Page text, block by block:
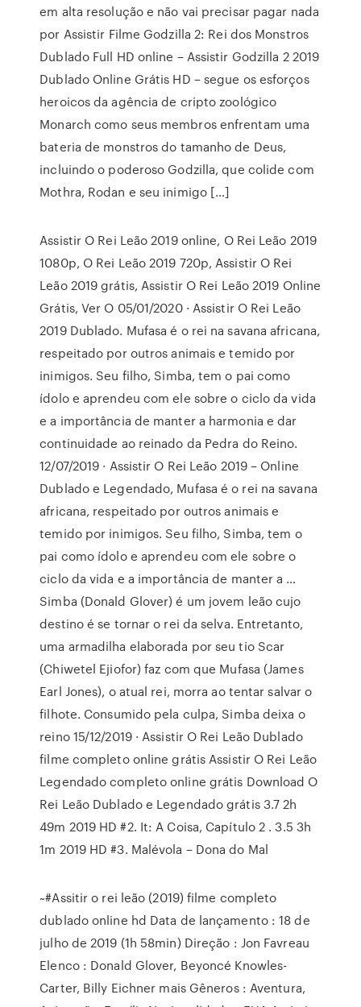
em alta resolução e não vai precisar pagar nada
por Assistir Filme Godzilla 2: Rei dos Monstros
Dublado Full HD online – Assistir Godzilla 2 2019
Dublado Online Grátis HD – segue os esforços
heroicos da agência de cripto zoológico
Monarch como seus membros enfrentam uma
bateria de monstros do tamanho de Deus,
incluindo o poderoso Godzilla, que colide com
Mothra, Rodan e seu inimigo […]
Assistir O Rei Leão 2019 online, O Rei Leão 2019
1080p, O Rei Leão 2019 720p, Assistir O Rei
Leão 2019 grátis, Assistir O Rei Leão 2019 Online
Grátis, Ver O 05/01/2020 · Assistir O Rei Leão
2019 Dublado. Mufasa é o rei na savana africana,
respeitado por outros animais e temido por
inimigos. Seu filho, Simba, tem o pai como
ídolo e aprendeu com ele sobre o ciclo da vida
e a importância de manter a harmonia e dar
continuidade ao reinado da Pedra do Reino.
12/07/2019 · Assistir O Rei Leão 2019 – Online
Dublado e Legendado, Mufasa é o rei na savana
africana, respeitado por outros animais e
temido por inimigos. Seu filho, Simba, tem o
pai como ídolo e aprendeu com ele sobre o
ciclo da vida e a importância de manter a …
Simba (Donald Glover) é um jovem leão cujo
destino é se tornar o rei da selva. Entretanto,
uma armadilha elaborada por seu tio Scar
(Chiwetel Ejiofor) faz com que Mufasa (James
Earl Jones), o atual rei, morra ao tentar salvar o
filhote. Consumido pela culpa, Simba deixa o
reino 15/12/2019 · Assistir O Rei Leão Dublado
filme completo online grátis Assistir O Rei Leão
Legendado completo online grátis Download O
Rei Leão Dublado e Legendado grátis 3.7 2h
49m 2019 HD #2. It: A Coisa, Capítulo 2 . 3.5 3h
1m 2019 HD #3. Malévola – Dona do Mal
~#Assitir o rei leão (2019) filme completo
dublado online hd Data de lançamento : 18 de
julho de 2019 (1h 58min) Direção : Jon Favreau
Elenco : Donald Glover, Beyoncé Knowles-
Carter, Billy Eichner mais Gêneros : Aventura,